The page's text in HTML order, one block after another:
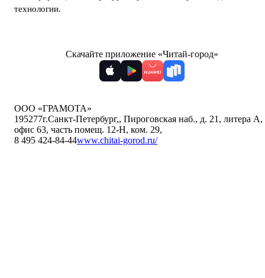
технологии.
Скачайте приложение «Читай-город»
ООО «ГРАМОТА»
195277г.Санкт-Петербург,, Пироговская наб., д. 21, литера А,
офис 63, часть помещ. 12-Н, ком. 29,
8 495 424-84-44www.chitai-gorod.ru/